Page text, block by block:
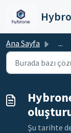
Ana Sayfa ...
Şu tarihte